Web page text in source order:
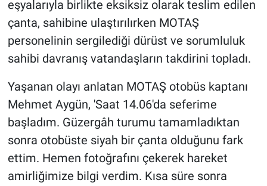
eşyalarıyla birlikte eksiksiz olarak teslim edilen
çanta, sahibine ulaştırılırken MOTAŞ
personelinin sergilediği dürüst ve sorumluluk
sahibi davranış vatandaşların takdirini topladı.
Yaşanan olayı anlatan MOTAŞ otobüs kaptanı
Mehmet Aygün, 'Saat 14.06'da seferime
başladım. Güzergâh turumu tamamladıktan
sonra otobüste siyah bir çanta olduğunu fark
ettim. Hemen fotoğrafını çekerek hareket
amirliğimize bilgi verdim. Kısa süre sonra